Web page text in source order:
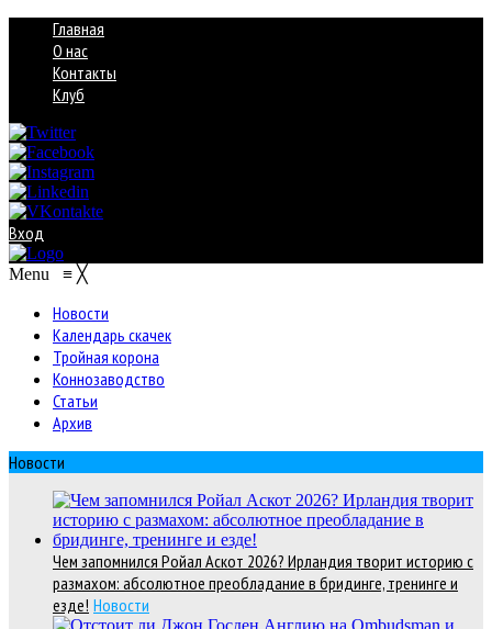
Главная
О нас
Контакты
Клуб
Вход
Menu ≡ ╳
Новости
Календарь скачек
Тройная корона
Коннозаводство
Статьи
Архив
Новости
Чем запомнился Ройал Аскот 2026? Ирландия творит историю с
размахом: абсолютное преобладание в бридинге, тренинге и
езде! Новости